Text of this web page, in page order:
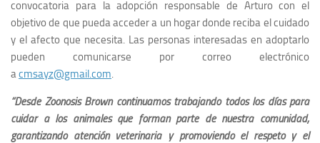
convocatoria para la adopción responsable de Arturo con el
objetivo de que pueda acceder a un hogar donde reciba el cuidado
y el afecto que necesita. Las personas interesadas en adoptarlo
pueden comunicarse por correo electrónico
acmsayz@gmail.com.
“Desde Zoonosis Brown continuamos trabajando todos los días para
cuidar a los animales que forman parte de nuestra comunidad,
garantizando atención veterinaria y promoviendo el respeto y el